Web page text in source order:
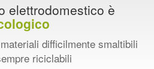
elettrodomestico è
difficilmente smaltibili
riciclabili